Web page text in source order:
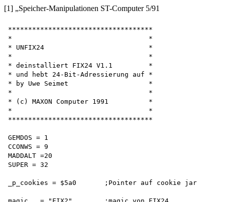
[1] „Speicher-Manipulationen ST-Computer 5/91
************************************
*                                  *
* UNFIX24                          *
*                                  *
* deinstalliert FIX24 V1.1         *
* und hebt 24-Bit-Adressierung auf *
* by Uwe Seimet                    *
*                                  *
* (c) MAXON Computer 1991          *
*                                  *
************************************
GEMDOS = 1
CCONWS = 9
MADDALT =20
SUPER = 32
_p_cookies = $5a0       ;Pointer auf cookie jar